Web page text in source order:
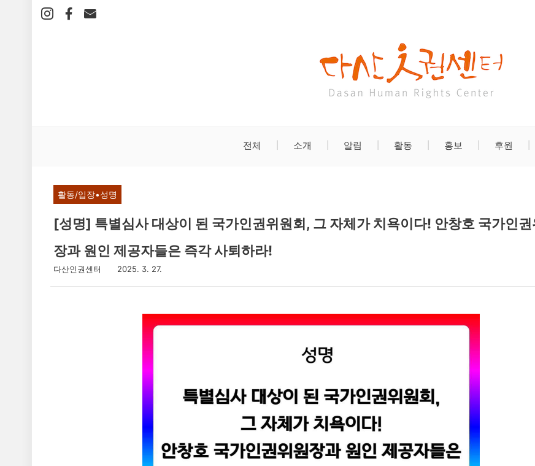
전체 소개 알림 활동 홍보 후원
활동/입장•성명
[성명] 특별심사 대상이 된 국가인권위원회, 그 자체가 치욕이다! 안창호 국가인권
장과 원인 제공자들은 즉각 사퇴하라!
다산인권센터 2025. 3. 27.